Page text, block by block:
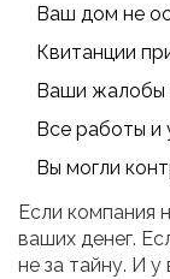
Ваш дом не
Квитанции
Ваши жалобы
Все работы и
Вы могли
Если компания
ваших денег.
не за тайну. И